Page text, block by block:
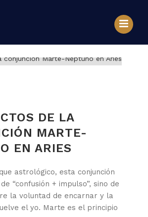
DE LA
MARTE-
EN ARIES
astrológico, esta conjunción
“confusión + impulso”, sino de
la voluntad de encarnar y la
el yo. Marte es el principio